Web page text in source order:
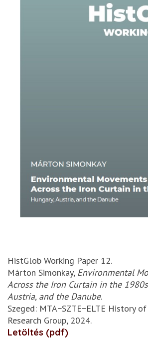
HistGlob Working Paper 12.
Márton Simonkay, Environmental
Across the Iron Curtain in the
Austria, and the Danube.
Szeged: MTA−SZTE−ELTE History
Research Group, 2024.
Letöltés (pdf)